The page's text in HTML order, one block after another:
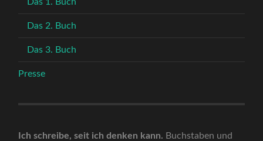
Das 2. Buch
Das 3. Buch
Presse
Ich schreibe, seit ich denken kann. Buchstaben und